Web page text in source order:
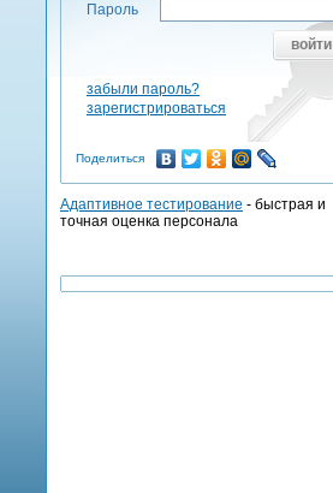
Пароль
войти
забыли пароль?
зарегистрироваться
Поделиться
Адаптивное тестирование - быстрая и
точная оценка персонала